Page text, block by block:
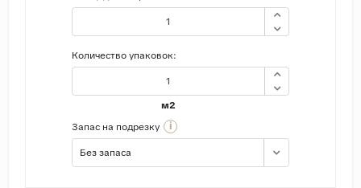
Количество упаковок:
м2
Запас на подрезку
i
Без запаса